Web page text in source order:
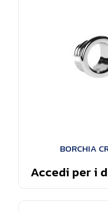
BORCHIA
Accedi per i